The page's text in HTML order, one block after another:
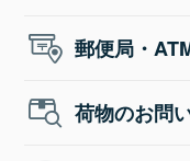
郵便局・
荷物のお問